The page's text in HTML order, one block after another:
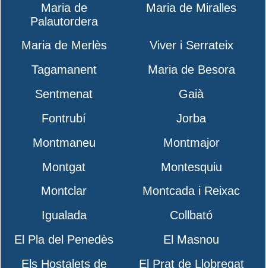
Maria de
Palautordera
Maria de Miralles
Maria de Merlès
Viver i Serrateix
Tagamanent
Maria de Besora
Sentmenat
Gaià
Fontrubí
Jorba
Montmaneu
Montmajor
Montgat
Montesquiu
Montclar
Montcada i Reixac
Igualada
Collbató
El Pla del Penedès
El Masnou
Els Hostalets de
El Prat de Llobregat